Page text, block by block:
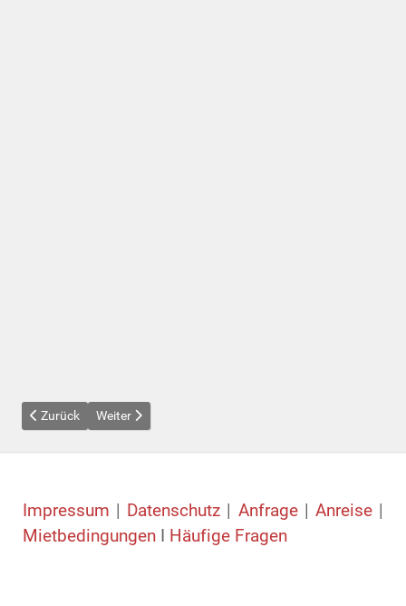
Vorheriger Beitrag: Fotos Pool
Zurück Nächster Beitrag: Casa Llimonera, ETV-2454
Weiter
Impressum | Datenschutz | Anfrage | Anreise |
Mietbedingungen I Häufige Fragen